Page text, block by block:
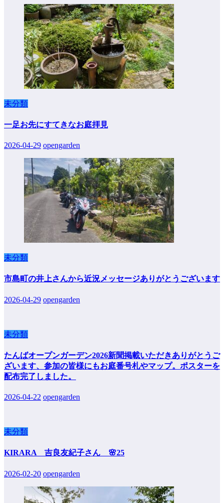
未分類
一足お先にすてきなお庭拝見
2026-04-29 opengarden
未分類
市島町の井上さんから近況メッセージありがとうございます
2026-04-29 opengarden
未分類
たんばオープンガーデン2026新聞掲載いただきありがとうご
ざいます、参加の皆様にもお庭番号札やマップ。ポスターを
配布完了しました。
2026-04-22 opengarden
未分類
KIRARA 吉良友紀子さん 🌸25
2026-02-20 opengarden